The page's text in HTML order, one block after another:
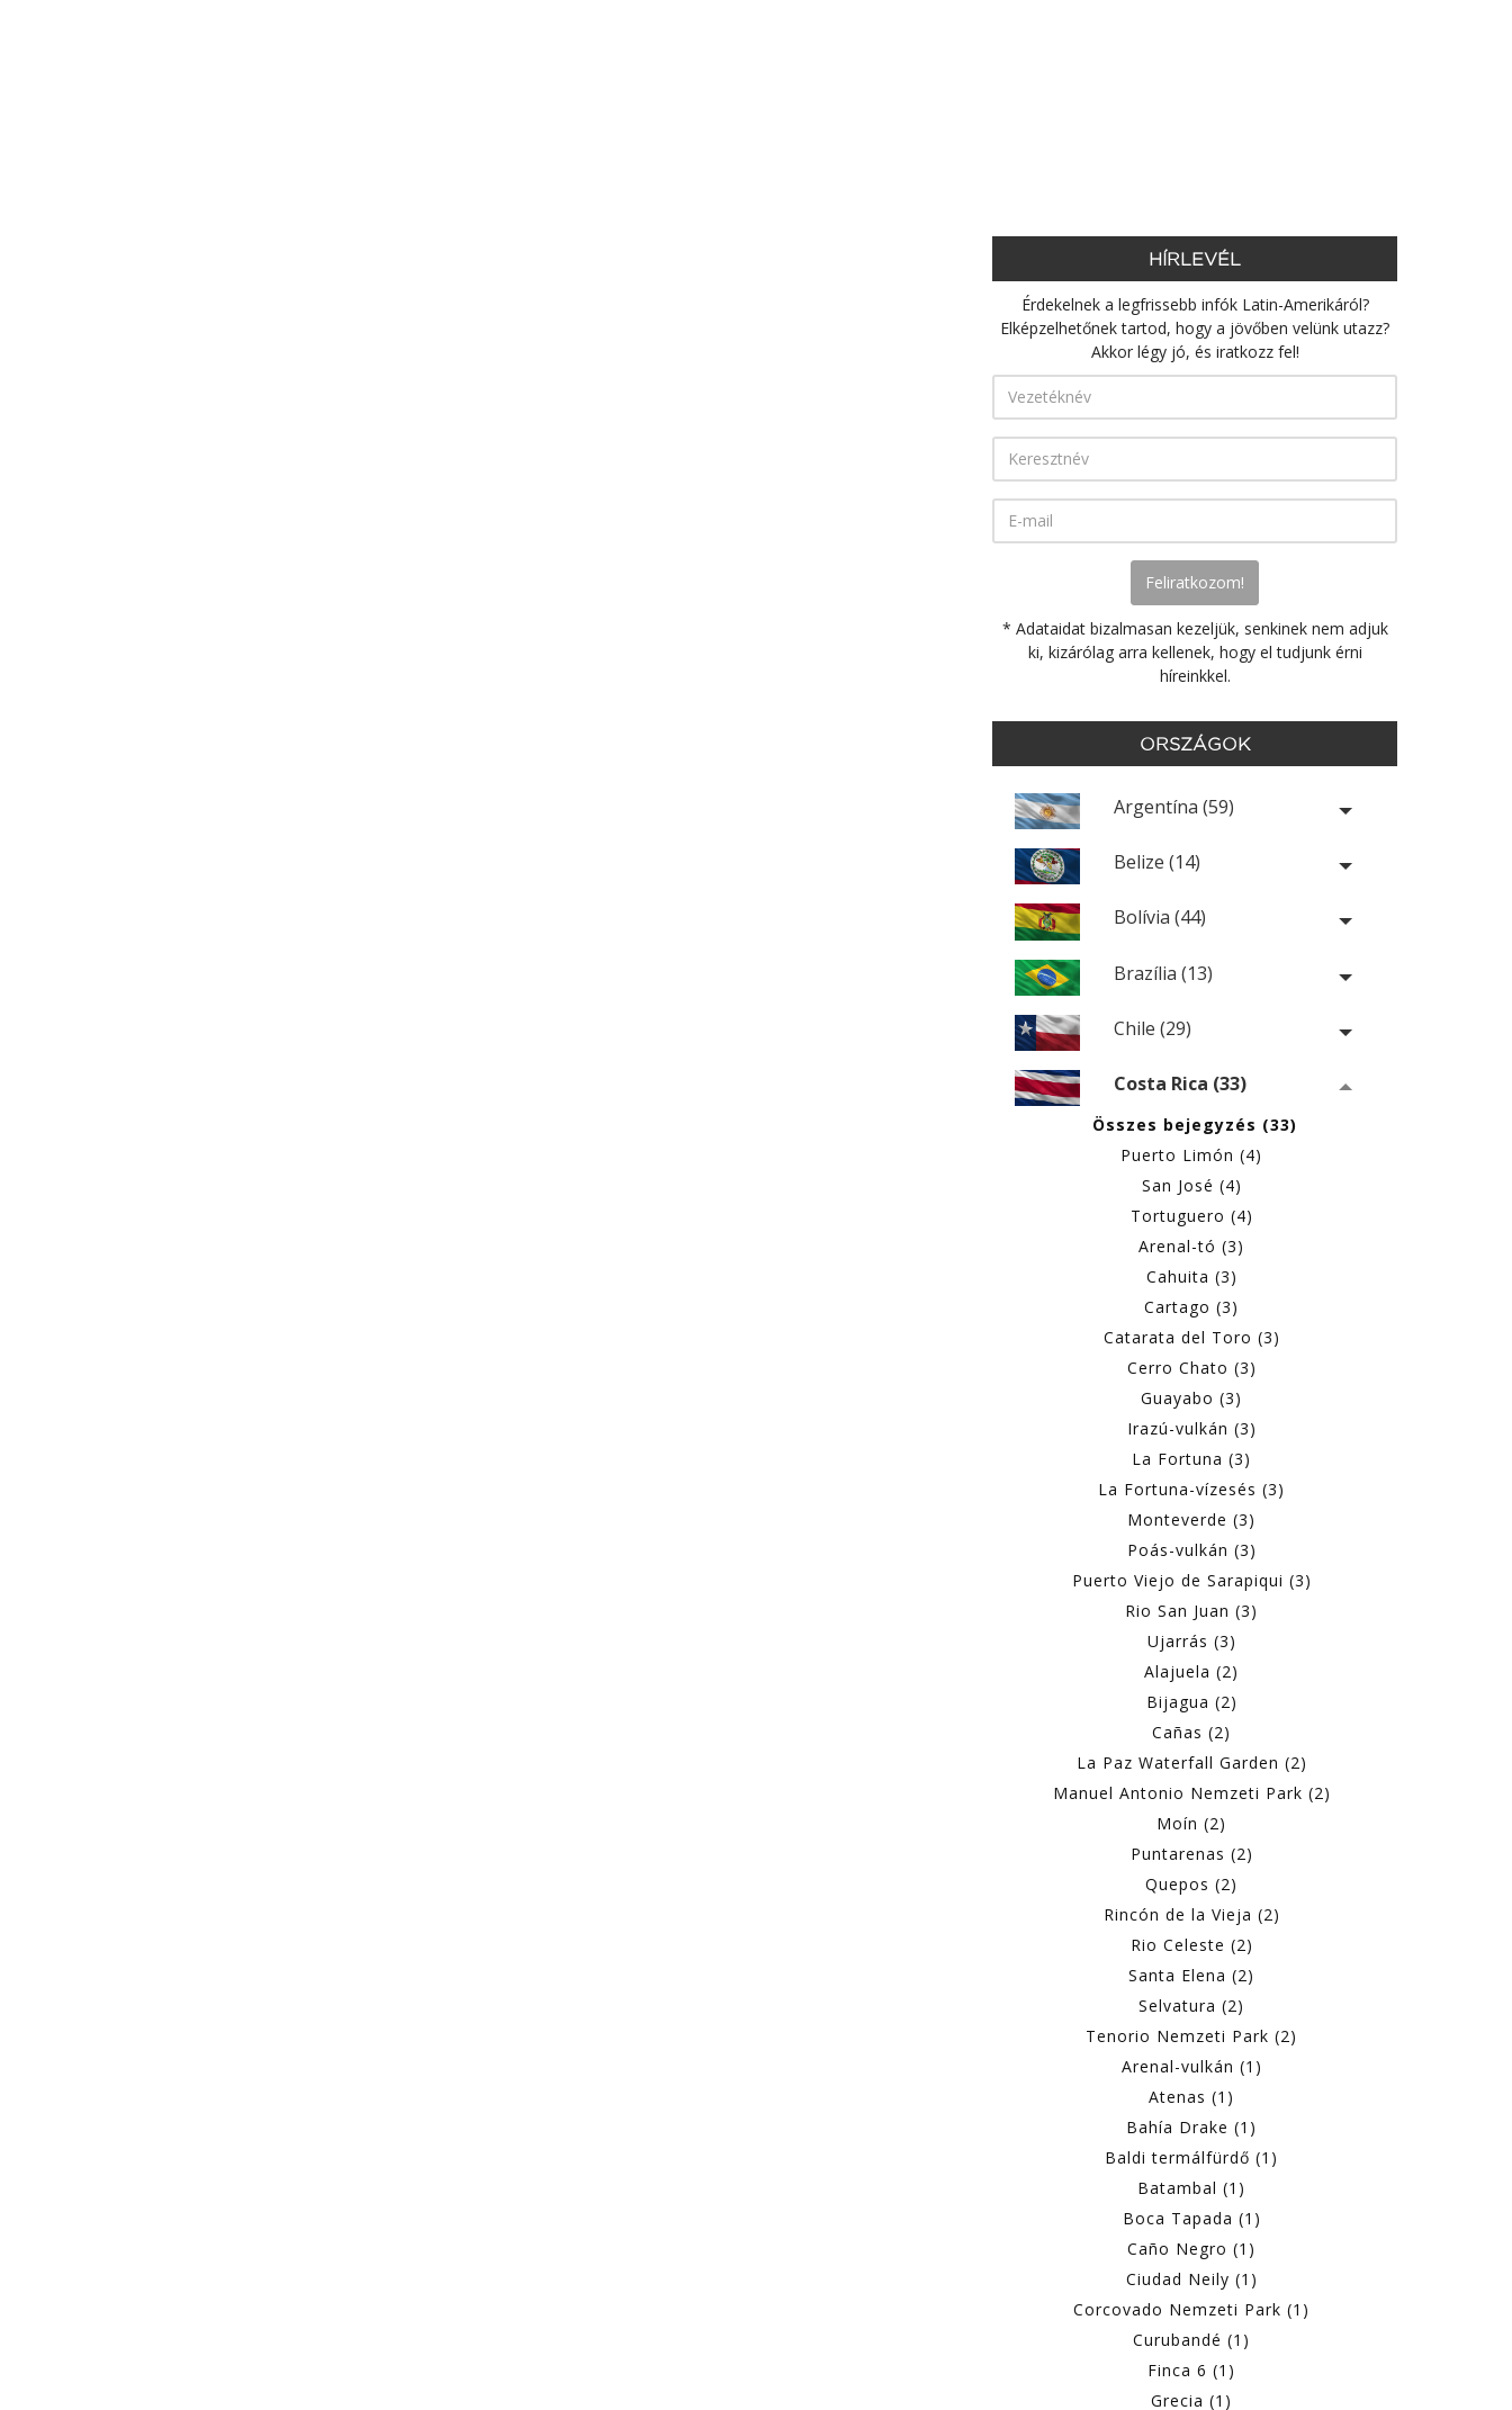
HÍRLEVÉL
Érdekelnek a legfrissebb infók Latin-Amerikáról?
Elképzelhetőnek tartod, hogy a jövőben velünk utazz?
Akkor légy jó, és iratkozz fel!
* Adataidat bizalmasan kezeljük, senkinek nem adjuk
ki, kizárólag arra kellenek, hogy el tudjunk érni
híreinkkel.
ORSZÁGOK
Argentína (59)
Belize (14)
Bolívia (44)
Brazília (13)
Chile (29)
Costa Rica (33)
Összes bejegyzés (33)
Puerto Limón (4)
San José (4)
Tortuguero (4)
Arenal-tó (3)
Cahuita (3)
Cartago (3)
Catarata del Toro (3)
Cerro Chato (3)
Guayabo (3)
Irazú-vulkán (3)
La Fortuna (3)
La Fortuna-vízesés (3)
Monteverde (3)
Poás-vulkán (3)
Puerto Viejo de Sarapiqui (3)
Rio San Juan (3)
Ujarrás (3)
Alajuela (2)
Bijagua (2)
Cañas (2)
La Paz Waterfall Garden (2)
Manuel Antonio Nemzeti Park (2)
Moín (2)
Puntarenas (2)
Quepos (2)
Rincón de la Vieja (2)
Rio Celeste (2)
Santa Elena (2)
Selvatura (2)
Tenorio Nemzeti Park (2)
Arenal-vulkán (1)
Atenas (1)
Bahía Drake (1)
Baldi termálfürdő (1)
Batambal (1)
Boca Tapada (1)
Caño Negro (1)
Ciudad Neily (1)
Corcovado Nemzeti Park (1)
Curubandé (1)
Finca 6 (1)
Grecia (1)